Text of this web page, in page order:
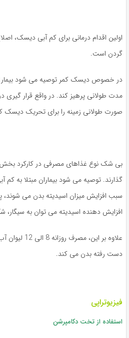
اولین اقدام درمانی برای کم آبی دیسک،
گردن است.
در خصوص دیسک کمر توصیه می شود بیمار
مدت طولانی پرهیز کند. در واقع قرار
صورت طولانی زمینه را برای تحریک دیسک
بی شک نوع غذاهای مصرفی در کارکرد
گذارند. توصیه می شود بیماران مبتلا به
سبب افزایش میزان اسیدیته بدن می شوند،
افزایش دهنده اسیدیته می توان به سیگار،
علاوه بر این،
دست رفته بدن می کند.
فیزیوتراپی
استفاده از تخت دکامپرشن